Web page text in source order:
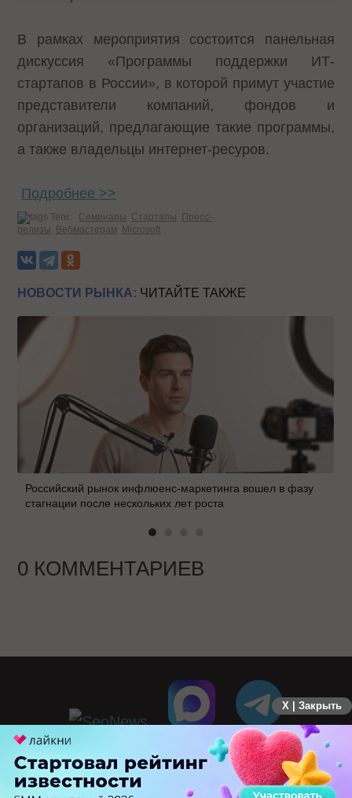
В рамках мероприятия состоится панельная
дискуссия «Программы поддержки ИТ-
стартапов в России», в которой примут участие
представители компаний, фондов и
организаций, предлагающие такие программы,
а также владельцы интернет-ресуров.
Подробнее >>
Теги: Семинары Стартапы
Пресс-
релизы
Вебмастерам Microsoft
НОВОСТИ РЫНКА: ЧИТАЙТЕ ТАКЖЕ
Российский рынок инфлюенс-маркетинга вошел в фазу
стагнации после нескольких лет роста
0 КОММЕНТАРИЕВ
X | Закрыть
ПЕРЕЙТИ НА ПОЛНУЮ ВЕРСИЮ
© SEOnews.ru Все права защищены. 2026